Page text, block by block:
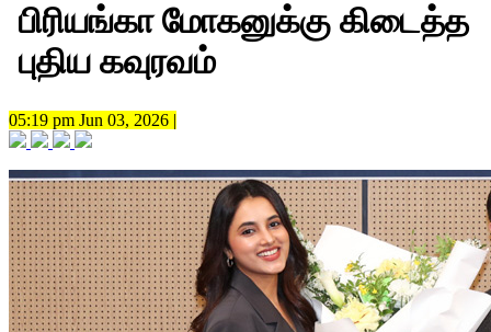
பிரியங்கா மோகனுக்கு கிடைத்த
புதிய கவுரவம்
05:19 pm Jun 03, 2026 |